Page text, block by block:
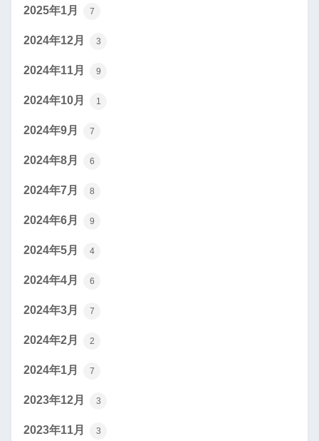
2025年1月 7
2024年12月 3
2024年11月 9
2024年10月 1
2024年9月 7
2024年8月 6
2024年7月 8
2024年6月 9
2024年5月 4
2024年4月 6
2024年3月 7
2024年2月 2
2024年1月 7
2023年12月 3
2023年11月 3